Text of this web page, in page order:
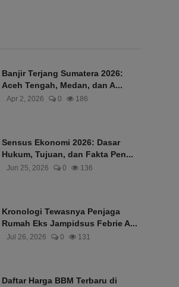
Banjir Terjang Sumatera 2026:
Aceh Tengah, Medan, dan A...
Apr 2, 2026 0 186
Sensus Ekonomi 2026: Dasar
Hukum, Tujuan, dan Fakta Pen...
Jun 25, 2026 0 136
Kronologi Tewasnya Penjaga
Rumah Eks Jampidsus Febrie A...
Jul 26, 2026 0 131
Daftar Harga BBM Terbaru di